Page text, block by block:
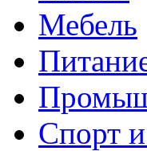
Мебель
Спорт